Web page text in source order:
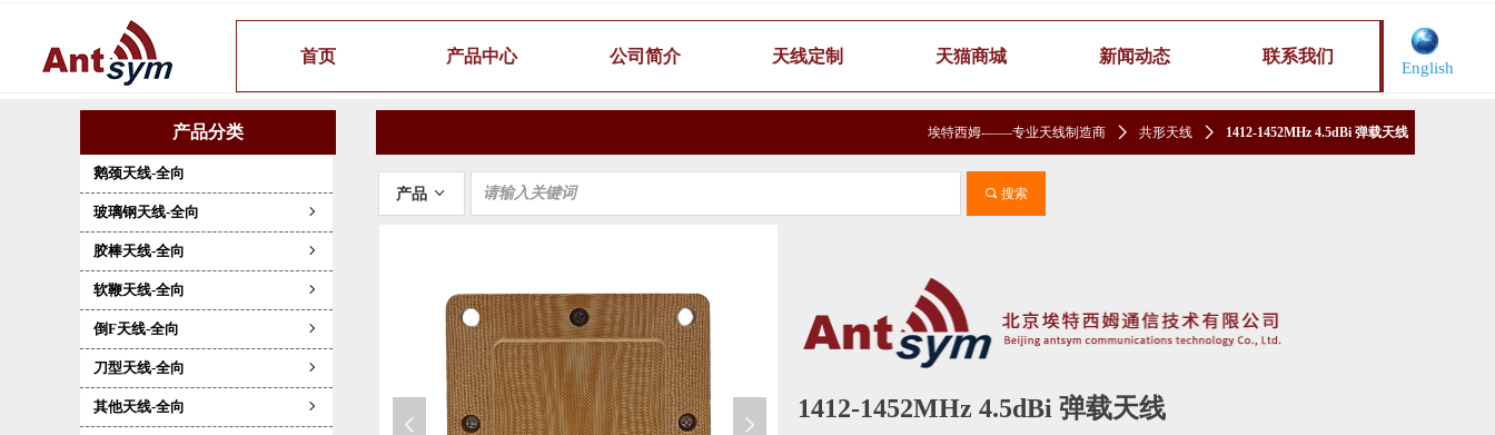
首页 产品中心 公司简介 天线定制 天猫商城 新闻动态 联系我们
English
鹅颈天线-全向
ꁇ
玻璃钢天线-全向
ꁇ
胶棒天线-全向
ꁇ
软鞭天线-全向
ꁇ
倒F天线-全向
ꁇ
刀型天线-全向
ꁇ
其他天线-全向
产品分类 埃特西姆-——专业天线制造商 ꄲ 共形天线 ꄲ 1412-1452MHz 4.5dBi 弹载天线
1412-1452MHz 4.5dBi 弹载天线
넳 넲
끠 搜索
产品 ꀁ